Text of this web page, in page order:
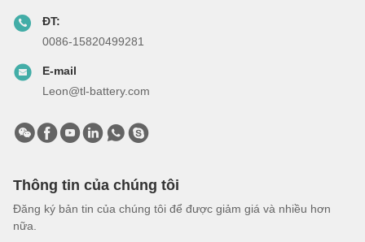
ĐT:
0086-15820499281
E-mail
Leon@tl-battery.com
Thông tin của chúng tôi
Đăng ký bản tin của chúng tôi để được giảm giá và nhiều hơn
nữa.